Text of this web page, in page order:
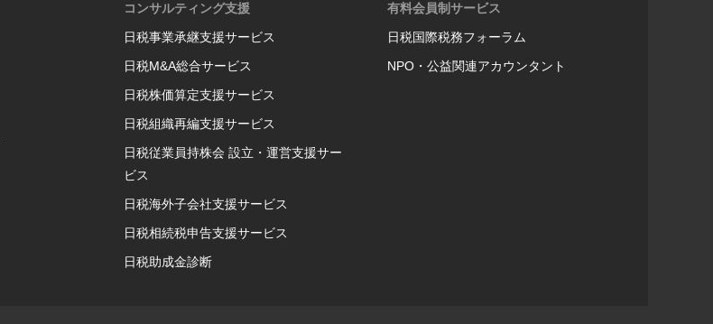
コンサルティング支援
日税事業承継支援サービス
日税M&A総合サービス
日税株価算定支援サービス
日税組織再編支援サービス
日税従業員持株会 設立・運営支援サー
ビス
日税海外子会社支援サービス
日税相続税申告支援サービス
日税助成金診断
有料会員制サービス
日税国際税務フォーラム
NPO・公益関連アカウンタント